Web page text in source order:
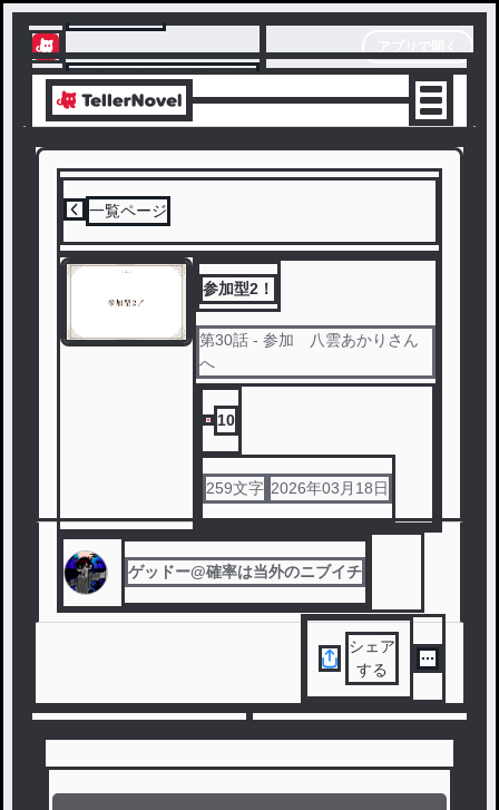
テラーノベル
アプリでサクサク楽しめる
一覧ページ
参加型2！
第30話- 参加 八雲あかりさん
へ
10
259文字 2026年03月18日
#yu.nnの星屑あつめ
ゲッドー@確率は当外のニブイチ
シェア
する